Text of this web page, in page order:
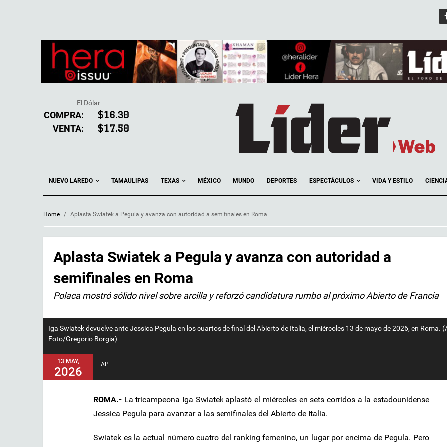
El Dólar
COMPRA: $16.30
VENTA: $17.50
NUEVO LAREDO TAMAULIPAS TEXAS MÉXICO MUNDO DEPORTES ESPECTÁCULOS VIDA Y ESTILO
Home / Aplasta Swiatek a Pegula y avanza con autoridad a semifinales en Roma
Aplasta Swiatek a Pegula y avanza con autoridad a
semifinales en Roma
Polaca mostró sólido nivel sobre arcilla y reforzó candidatura rumbo al próximo Abierto de Francia
Iga Swiatek devuelve ante Jessica Pegula en los cuartos de final del Abierto de Italia, el miércoles 13 de mayo de 2026, en Roma.
Foto/Gregorio Borgia)
13 MAY,
2026
AP
ROMA.- La tricampeona Iga Swiatek aplastó el miércoles en sets corridos a la estadounidense
Jessica Pegula para avanzar a las semifinales del Abierto de Italia.
Swiatek es la actual número cuatro del ranking femenino, un lugar por encima de Pegula. Pero